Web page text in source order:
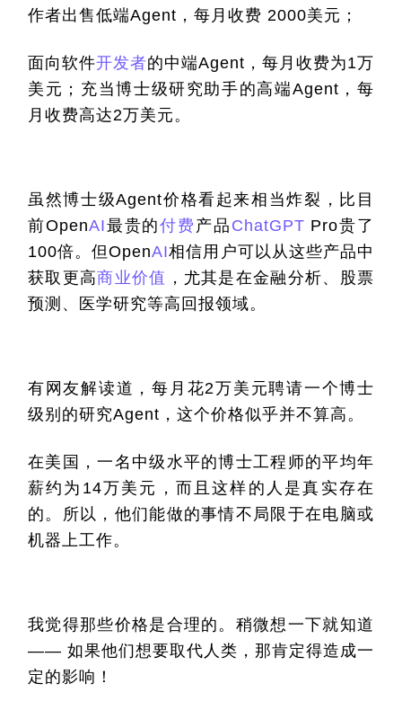
作者出售低端Agent，每月收费 2000美元；
面向软件开发者的中端Agent，每月收费为1万
美元；充当博士级研究助手的高端Agent，每
月收费高达2万美元。
虽然博士级Agent价格看起来相当炸裂，比目
前OpenAI最贵的付费 产品 ChatGPT Pro贵了
100倍。但OpenAI相信用户可以从这些产品中
获取更高商业价值 ，尤其是在金融分析、股票
预测、医学研究等高回报领域。
有网友解读道，每月花2万美元聘请一个博士
级别的研究Agent，这个价格似乎并不算高。
在美国，一名中级水平的博士工程师的平均年
薪约为14万美元，而且这样的人是真实存在
的。所以，他们能做的事情不局限于在电脑或
机器上工作。
我觉得那些价格是合理的。稍微想一下就知道
—— 如果他们想要取代人类，那肯定得造成一
定的影响！